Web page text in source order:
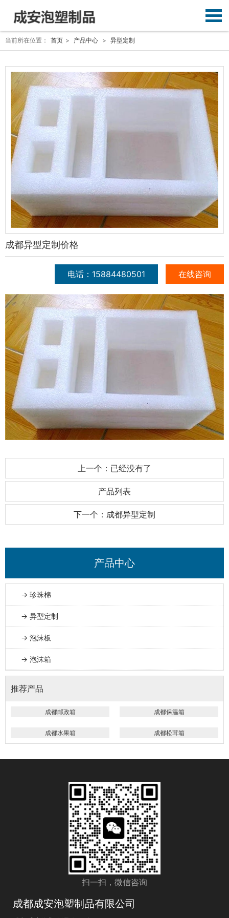
当前所在位置： 首页 > 产品中心 > 异型定制
成都异型定制价格
在线咨询
电话：15884480501
上一个：已经没有了
产品列表
下一个：成都异型定制
产品中心
→ 珍珠棉
→ 异型定制
→ 泡沫板
→ 泡沫箱
推荐产品
成都邮政箱 成都保温箱
成都水果箱 成都松茸箱
扫一扫，微信咨询
成都成安泡塑制品有限公司